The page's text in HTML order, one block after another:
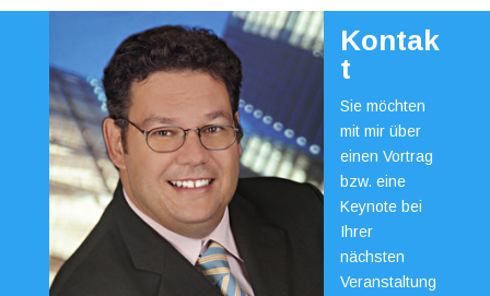
Kontak
t
Sie möchten
mit mir über
einen Vortrag
bzw. eine
Keynote bei
Ihrer
nächsten
Veranstaltung